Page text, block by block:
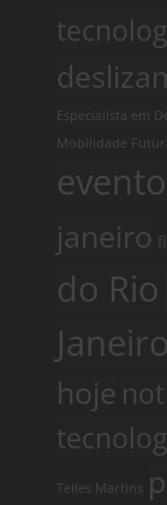
Especialista em
Mobilidade
janeiro
do Rio
Janeiro
hoje
Telles Martins